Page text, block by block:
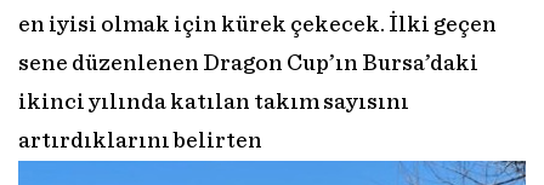
en iyisi olmak için kürek çekecek. İlki geçen
sene düzenlenen Dragon Cup’ın Bursa’daki
ikinci yılında katılan takım sayısını
artırdıklarını belirten